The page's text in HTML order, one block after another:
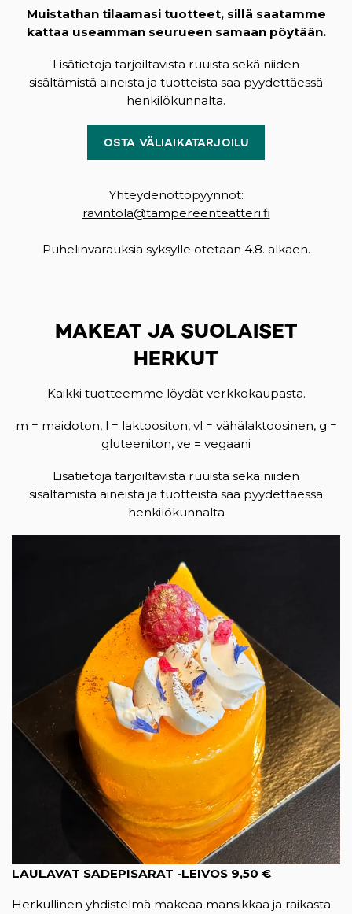
Muistathan tilaamasi tuotteet, sillä saatamme
kattaa useamman seurueen samaan pöytään.
Lisätietoja tarjoiltavista ruuista sekä niiden
sisältämistä aineista ja tuotteista saa pyydettäessä
henkilökunnalta.
OSTA VÄLIAIKATARJOILU
Yhteydenottopyynnöt:
ravintola@tampereenteatteri.fi
Puhelinvarauksia syksylle otetaan 4.8. alkaen.
MAKEAT JA SUOLAISET
HERKUT
Kaikki tuotteemme löydät verkkokaupasta.
m = maidoton, l = laktoositon, vl = vähälaktoosinen, g =
gluteeniton, ve = vegaani
Lisätietoja tarjoiltavista ruuista sekä niiden
sisältämistä aineista ja tuotteista saa pyydettäessä
henkilökunnalta
LAULAVAT SADEPISARAT -LEIVOS 9,50 €
Herkullinen yhdistelmä makeaa mansikkaa ja raikasta